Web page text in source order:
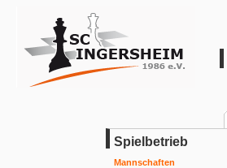
Spielbetrieb
Mannschaften